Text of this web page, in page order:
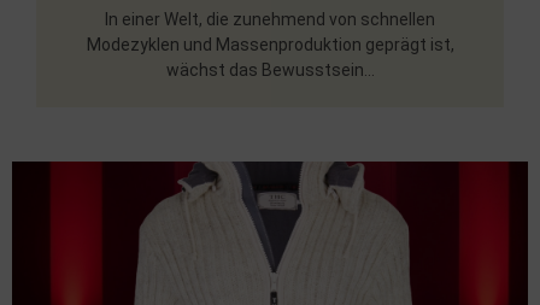
In einer Welt, die zunehmend von schnellen
Modezyklen und Massenproduktion geprägt ist,
wächst das Bewusstsein...